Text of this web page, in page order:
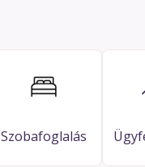
Szobafoglalás